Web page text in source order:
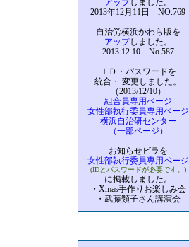
アップしました。
2013年12月11日 NO.769
自治労横浜かわら版を
アップしました。
2013.12.10 No.587
ＩＤ・パスワードを
統合・ 変更しました。
（2013/12/10）
組合員専用ページ
女性部執行委員専用ページ
横浜自治研センター
（一部ページ）
お知らせビラを
女性部執行委員専用ページ
(IDとパスワードが必要です。)
に掲載しました。
・Xmas手作りお楽しみ会
・武藤類子さん講演会